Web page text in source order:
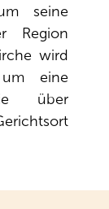
seine
Region
wird
eine
über